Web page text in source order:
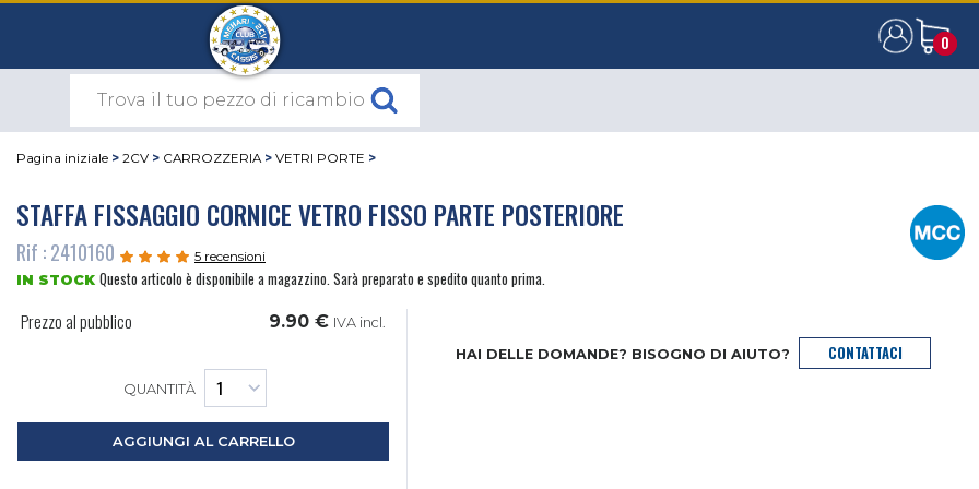
0
0
Pagina iniziale > 2CV > CARROZZERIA > VETRI PORTE >
STAFFA FISSAGGIO CORNICE VETRO FISSO PARTE POSTERIORE
Rif : 2410160 5 recensioni
IN STOCK Questo articolo è disponibile a magazzino. Sarà preparato e spedito quanto prima.
Prezzo al pubblico 9.90 € IVA incl.
QUANTITÀ
AGGIUNGI AL CARRELLO
HAI DELLE DOMANDE? BISOGNO DI AIUTO? CONTATTACI